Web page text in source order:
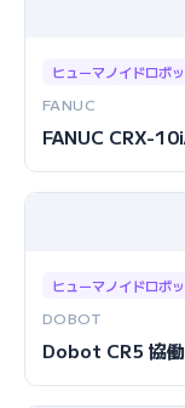
ヒューマノイドロボ
FANUC
FANUC CRX-
ヒューマノイドロボ
DOBOT
Dobot CR5 協